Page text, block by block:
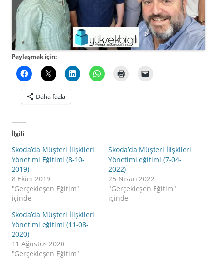
Paylaşmak için:
Daha fazla
İlgili
Skoda’da Müşteri İlişkileri
Yönetimi Eğitimi (8-10-
2019)
8 Ekim 2019
"Gerçekleşen Eğitim"
içinde
Skoda’da Müşteri İlişkileri
Yönetimi eğitimi (7-04-
2022)
25 Nisan 2022
"Gerçekleşen Eğitim"
içinde
Skoda’da Müşteri İlişkileri
Yönetimi eğitimi (11-08-
2020)
11 Ağustos 2020
"Gerçekleşen Eğitim"